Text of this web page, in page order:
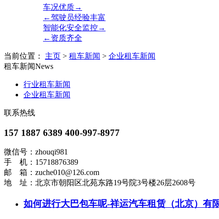
车况优质→
←驾驶员经验丰富
智能化安全监控→
←资质齐全
当前位置： 主页 > 租车新闻 > 企业租车新闻
租车新闻News
行业租车新闻
企业租车新闻
联系热线
157 1887 6389 400-997-8977
微信号：zhouqi981
手 机：15718876389
邮 箱：zuche010@126.com
地 址：北京市朝阳区北苑东路19号院3号楼26层2608号
如何进行大巴包车呢-祥运汽车租赁（北京）有